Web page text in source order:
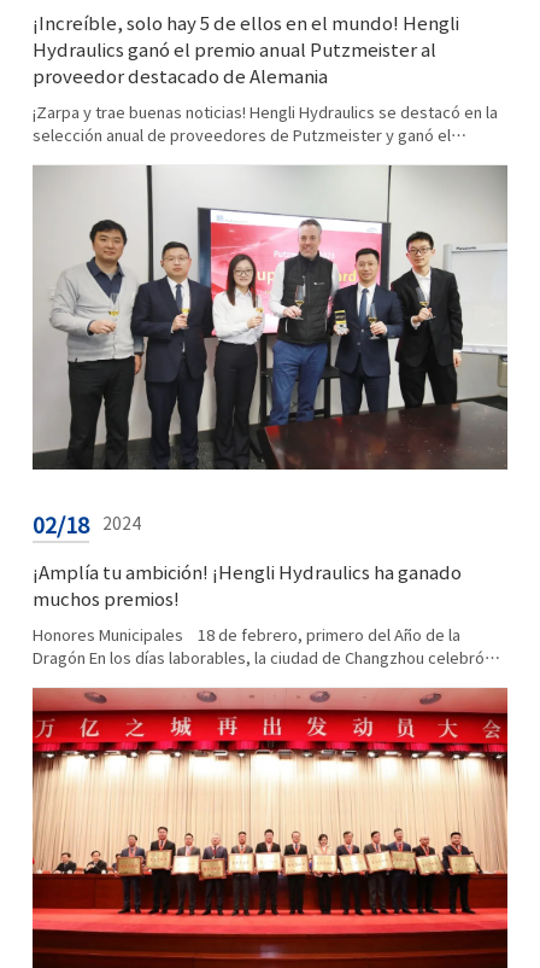
¡Increíble, solo hay 5 de ellos en el mundo! Hengli
Hydraulics ganó el premio anual Putzmeister al
proveedor destacado de Alemania
¡Zarpa y trae buenas noticias! Hengli Hydraulics se destacó en la
selección anual de proveedores de Putzmeister y ganó el
02/18 2024
¡Amplía tu ambición! ¡Hengli Hydraulics ha ganado
muchos premios!
Honores Municipales 18 de febrero, primero del Año de la
Dragón En los días laborables, la ciudad de Changzhou celebró